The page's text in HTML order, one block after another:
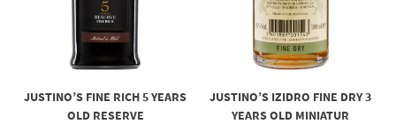
JUSTINO’S FINE RICH 5 YEARS
OLD RESERVE
JUSTINO’S IZIDRO FINE DRY 3
YEARS OLD MINIATUR